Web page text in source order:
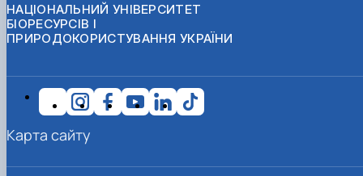
НАЦІОНАЛЬНИЙ УНІВЕРСИТЕТ
БІОРЕСУРСІВ І
ПРИРОДОКОРИСТУВАННЯ УКРАЇНИ
Карта сайту